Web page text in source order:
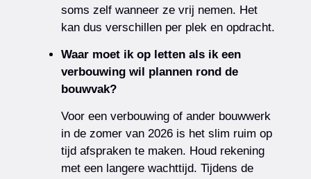
soms zelf wanneer ze vrij nemen. Het
kan dus verschillen per plek en opdracht.
Waar moet ik op letten als ik een
verbouwing wil plannen rond de
bouwvak?
Voor een verbouwing of ander bouwwerk
in de zomer van 2026 is het slim ruim op
tijd afspraken te maken. Houd rekening
met een langere wachttijd. Tijdens de